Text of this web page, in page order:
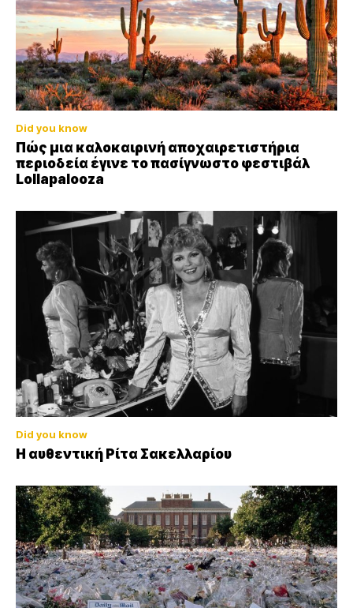
Did you know
Πώς μια καλοκαιρινή αποχαιρετιστήρια
περιοδεία έγινε το πασίγνωστο φεστιβάλ
Lollapalooza
Did you know
Η αυθεντική Ρίτα Σακελλαρίου